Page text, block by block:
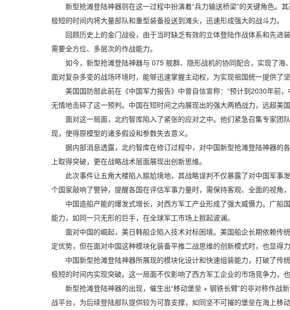
新型抢滩登陆神器则在这一过程中扮演着“兵力输送桥梁”的关键角色。
极短的时间内将大量部队和重型装备投送到滩头，迅速形成强大的战斗力。
回顾历史上的金门战役，由于当时缺乏有效的立体登陆作战体系和先进
需要全方位、多层次的作战能力。
如今，新型抢滩登陆神器与 075 舰群、隐形战机的协同配合，实现了海
面对复杂多变的战场环境时，能够迅速掌握主动权，为实现祖国统一提供了坚
美国国防部此前在《中国军力报告》中曾自信宣称：“预计到2030年前，
无情地击碎了这一预判。中国在短时间之内展现出的强大两栖战力，远超美国
面对这一局面，北约智库陷入了紧张的应对之中。他们紧急召集专家团
现，使得原模型的诸多假设和参数失去意义。
据内部消息透露，北约智库在修订过程中，对中国新型抢滩登陆神器的
上取得突破，更在战略战术层面展现出创新思维。
此次事件让五角大楼陷入尴尬境地，其战略误判不仅暴露了对中国军事
个国家敲响了警钟，提醒各国在评估军事力量时，需保持客观、全面的视角
中国造船产能的爆发式增长，对西方军工产业形成了强大威慑力。广船
能力，如同一只无形的巨手，在全球军工市场上掀起波澜。
面对中国的崛起，美日韩船企陷入技术对标困境。美国船企长期依赖传
定优势，但在面对中国这种模块化装备平推二战思维的创新模式时，也显得力
中国新型抢滩登陆神器所展现的模块化设计和快速组装能力，打破了传
极短的时间内实现突破。这一局面不仅影响了西方军工企业的市场竞争力，
新型抢滩登陆神器的出现，催生出“移动堡垒 + 钢铁长臂”的非对称作战
战平台，为后续登陆部队提供较为可靠支撑，如同坚不可摧的堡垒在海上移